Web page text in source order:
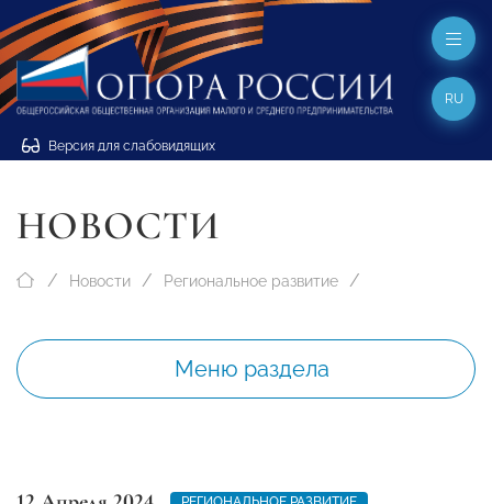
Версия для слабовидящих
RU
НОВОСТИ
Новости Региональное развитие
Меню раздела